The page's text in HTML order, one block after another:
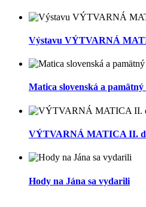
Výstavu VÝTVARNÁ
Matica slovenská a
VÝTVARNÁ MATICA II.
Hody na Jána sa vydarili